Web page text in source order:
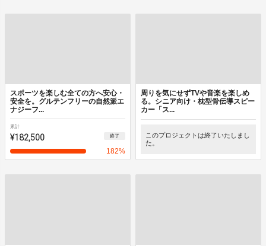
スポーツを楽しむ全ての方へ安心・
安全を。グルテンフリーの自然派エ
ナジーフ...
累計
¥182,500 終了
182%
周りを気にせずTVや音楽を楽しめ
る。シニア向け・枕型骨伝導スピー
カー「ス...
このプロジェクトは終了いたしまし
た。